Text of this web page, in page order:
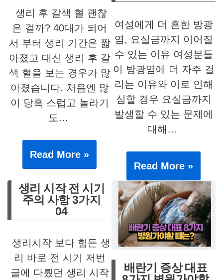
생리 후 갈색 혈 괜찮
은 걸까? 40대가 되어
서 부터 생리 기간은 짧
아졌고 대신 생리 후 갈
색 혈을 보는 경우가 많
아졌습니다. 처음엔 많
이 당혹 스럽고 놀라기
도…
Read More »
여성에게 더 흔한 방광
염, 요실금까지 이어질
수 있는 이유 여성분들
이 방광염에 더 자주 걸
리는 이유와 이로 인해
심할 경우 요실금까지
발생할 수 있는 문제에
대해…
Read More »
생리 시작 전 시기
주의 사항 3가지
04
생리시작 보다 힘든 생
리 바로 전 시기 저번
글에 다뤘던 생리 시작
배란기 증상 대표